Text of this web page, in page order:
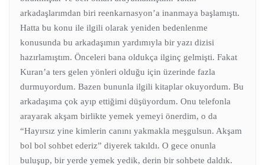
arkadaşlarımdan biri reenkarnasyon’a inanmaya başlamıştı.
Hatta bu konu ile ilgili olarak yeniden bedenlenme
konusunda bu arkadaşımın yardımıyla bir yazı dizisi
hazırlamıştım. Önceleri bana oldukça ilginç gelmişti. Fakat
Kuran’a ters gelen yönleri olduğu için üzerinde fazla
durmuyordum. Bazen bununla ilgili kitaplar okuyordum. Bu
arkadaşıma çok ayıp ettiğimi düşüyordum. Onu telefonla
arayarak akşam birlikte yemek yemeyi önerdim, o da
“Hayırsız yine kimlerin canını yakmakla meşgulsun. Akşam
bol bol sohbet ederiz” diyerek takıldı. O gece onunla
buluşup, bir yerde yemek yedik, derin bir sohbete daldık.